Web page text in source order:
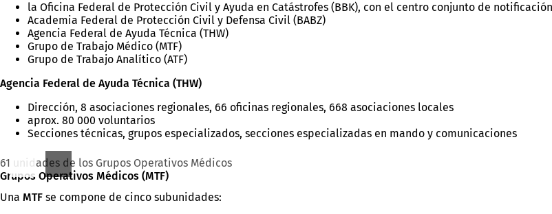
la Oficina Federal de Protección Civil y Ayuda en Catástrofes (BBK), con el centro conjunto de
Academia Federal de Protección Civil y Defensa Civil (BABZ)
Agencia Federal de Ayuda Técnica (THW)
Grupo de Trabajo Médico (MTF)
Grupo de Trabajo Analítico (ATF)
Agencia Federal de Ayuda Técnica (THW)
Dirección, 8 asociaciones regionales, 66 oficinas regionales, 668 asociaciones locales
aprox. 80 000 voluntarios
Secciones técnicas, grupos especializados, secciones especializadas en mando y comunicaciones
61 unidades de los Grupos Operativos Médicos
Grupos Operativos Médicos (MTF)
Una MTF se compone de cinco subunidades: